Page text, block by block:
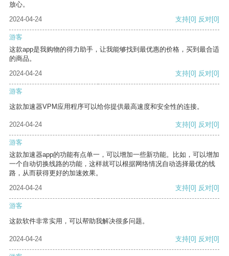
放心。
2024-04-24
支持[0] 反对[0]
游客
这款app是我购物的得力助手，让我能够找到最优惠的价格，买到最合适
的商品。
2024-04-24
支持[0] 反对[0]
游客
这款加速器VPM应用程序可以给你提供最高速度和安全性的连接。
2024-04-24 支持[0] 反对[0]
游客
这款加速器app的功能有点单一，可以增加一些新功能。比如，可以增加
一个自动切换线路的功能，这样就可以根据网络情况自动选择最优的线
路，从而获得更好的加速效果。
2024-04-24
支持[0] 反对[0]
游客
这款软件非常实用，可以帮助我解决很多问题。
2024-04-24 支持[0] 反对[0]